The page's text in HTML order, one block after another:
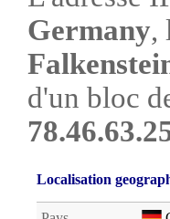
Germany,
d'un bloc
Localisation